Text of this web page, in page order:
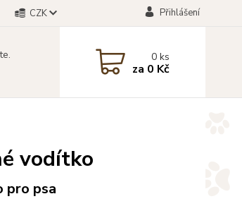
CZK Přihlášení
0ks
za 0 Kč
vodítko
pro psa